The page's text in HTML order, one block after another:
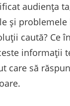
audiența
și problemele
caută? Ce
informații
care să